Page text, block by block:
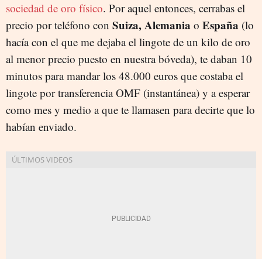
sociedad de oro físico. Por aquel entonces, cerrabas el
precio por teléfono con Suiza, Alemania o España (lo
hacía con el que me dejaba el lingote de un kilo de oro
al menor precio puesto en nuestra bóveda), te daban 10
minutos para mandar los 48.000 euros que costaba el
lingote por transferencia OMF (instantánea) y a esperar
como mes y medio a que te llamasen para decirte que lo
habían enviado.